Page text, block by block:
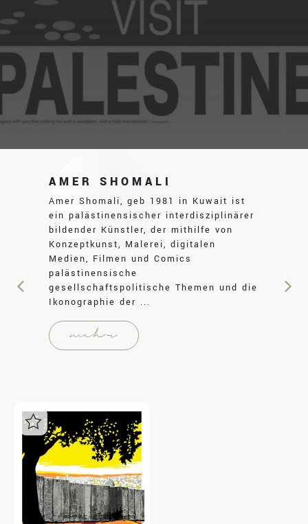
AMER SHOMALI
Amer Shomali, geb 1981 in Kuwait ist
ein palästinensischer interdisziplinärer
bildender Künstler, der mithilfe von
Konzeptkunst, Malerei, digitalen
Medien, Filmen und Comics
palästinensische
gesellschaftspolitische Themen und die
Ikonographie der ...
mehr
Login